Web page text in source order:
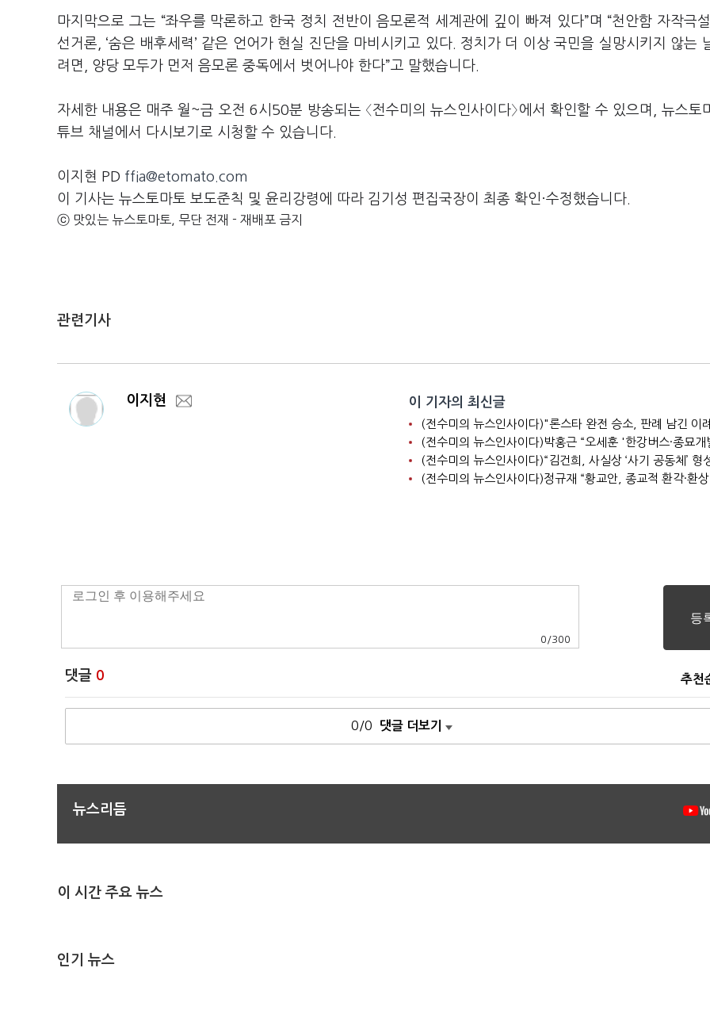
마지막으로 그는 “좌우를 막론하고 한국 정치 전반이 음모론적 세계관에 깊이 빠져 있다”며 “천안함 자작극
선거론, ‘숨은 배후세력’ 같은 언어가 현실 진단을 마비시키고 있다. 정치가 더 이상 국민을 실망시키지 않는
려면, 양당 모두가 먼저 음모론 중독에서 벗어나야 한다”고 말했습니다.
자세한 내용은 매주 월~금 오전 6시50분 방송되는 〈전수미의 뉴스인사이다〉에서 확인할 수 있으며, 뉴스토
튜브 채널에서 다시보기로 시청할 수 있습니다.
이지현 PD ffia@etomato.com
이 기사는 뉴스토마토 보도준칙 및 윤리강령에 따라 김기성 편집국장이 최종 확인·수정했습니다.
ⓒ 맛있는 뉴스토마토, 무단 전재 - 재배포 금지
관련기사
이지현 이 기자의 최신글
(전수미의 뉴스인사이다)“김건희, 사실상 ‘사기 공동체’ 형
(전수미의 뉴스인사이다)정규재 “황교안, 종교적 환각·환
0 /300
댓글 0 추천
0/0 댓글 더보기
뉴스리듬
이 시간 주요 뉴스
인기 뉴스